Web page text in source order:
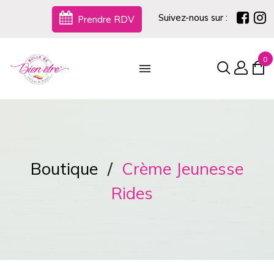
Prendre RDV Suivez-nous sur :
0
Boutique
Crème Jeunesse
Rides